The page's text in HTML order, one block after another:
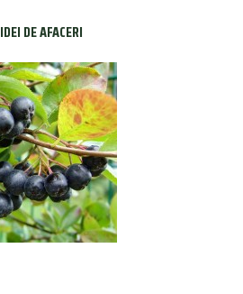
IDEI DE AFACERI